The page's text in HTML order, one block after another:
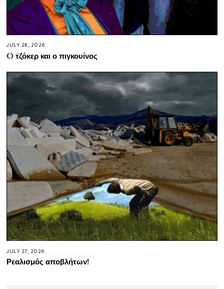
JULY 28, 2026
O τζόκερ και ο πιγκουίνος
JULY 27, 2026
Ρεαλισμός αποβλήτων!